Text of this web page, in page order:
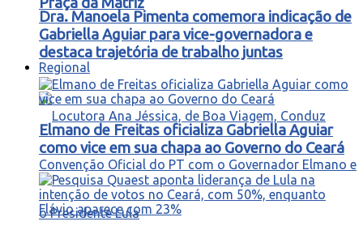
Regional
Dra. Manoela Pimenta comemora indicação de
Gabriella Aguiar para vice-governadora e
destaca trajetória de trabalho juntas
Elmano de Freitas oficializa Gabriella Aguiar
como vice em sua chapa ao Governo do Ceará